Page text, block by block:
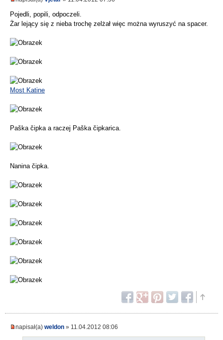
Pojedli, popili, odpoczeli.
Żar lejący się z nieba trochę zelżał więc można wyruszyć na spacer.
Most Katine
Paška čipka a raczej Paška čipkarica.
Nanina čipka.
napisał(a) weldon » 11.04.2012 08:06